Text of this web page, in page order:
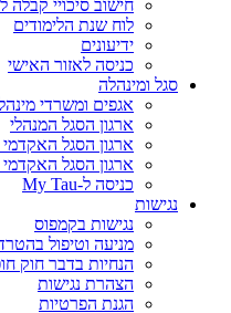
חישוב סיכויי קבלה
לוח שנת הלימודים
ידיעונים
כניסה לאזור האישי
סגל ומינהלה
אגפים ומשרדי
ארגון הסגל המנהלי
ארגון הסגל
ארגון הסגל האקדמי
כניסה ל-My Tau
נגישות
נגישות בקמפוס
מניעה וטיפול
הנחיות בדבר חוק
הצהרת נגישות
הגנת הפרטיות